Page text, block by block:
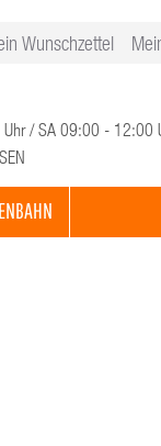
Wunschzettel
/ SA 09:00 - 12:00